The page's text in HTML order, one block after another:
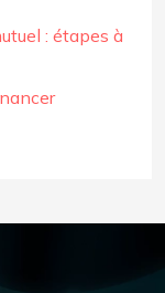
: étapes à